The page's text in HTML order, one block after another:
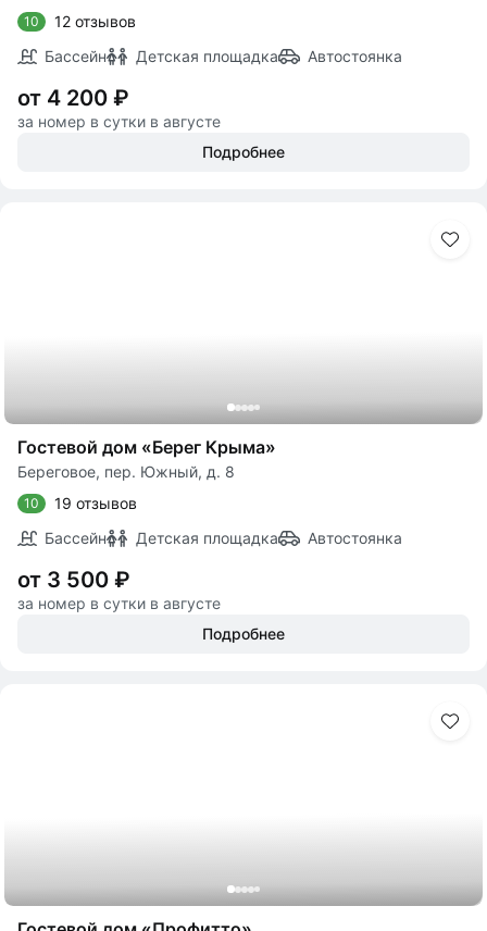
10
12 отзывов
Бассейн
Детская площадка Автостоянка
от 4 200 ₽
за номер в сутки в августе
Подробнее
Гостевой дом «Берег Крыма»
Береговое, пер. Южный, д. 8
10
19 отзывов
Бассейн
Детская площадка Автостоянка
от 3 500 ₽
за номер в сутки в августе
Подробнее